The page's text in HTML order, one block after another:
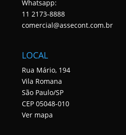
Whatsapp:
11 2173-8888
comercial@assecont.com.br
LOCAL
Rua Mário, 194
Vila Romana
São Paulo/SP
CEP 05048-010
Ver mapa